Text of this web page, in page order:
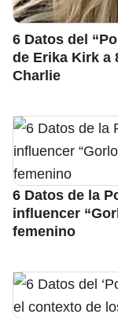
6 Datos del
de Erika Kirk a
Charlie
6 Datos de la
influencer
femenino